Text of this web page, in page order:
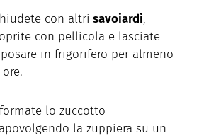
con altri savoiardi,
con pellicola e lasciate
in frigorifero per almeno
lo zuccotto
la zuppiera su un